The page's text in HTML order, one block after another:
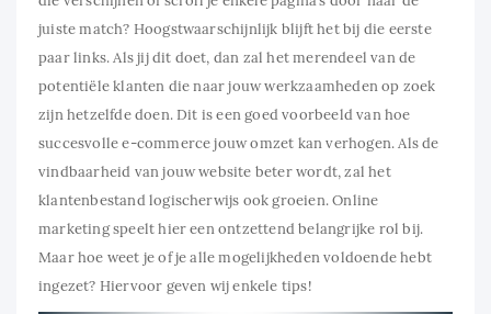
juiste match? Hoogstwaarschijnlijk blijft het bij die eerste
paar links. Als jij dit doet, dan zal het merendeel van de
potentiële klanten die naar jouw werkzaamheden op zoek
zijn hetzelfde doen. Dit is een goed voorbeeld van hoe
succesvolle e-commerce jouw omzet kan verhogen. Als de
vindbaarheid van jouw website beter wordt, zal het
klantenbestand logischerwijs ook groeien. Online
marketing speelt hier een ontzettend belangrijke rol bij.
Maar hoe weet je of je alle mogelijkheden voldoende hebt
ingezet? Hiervoor geven wij enkele tips!